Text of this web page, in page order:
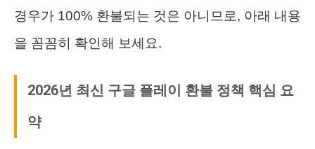
경우가 100% 환불되는 것은 아니므로, 아래 내용
을 꼼꼼히 확인해 보세요.
2026년 최신 구글 플레이 환불 정책 핵심 요
약